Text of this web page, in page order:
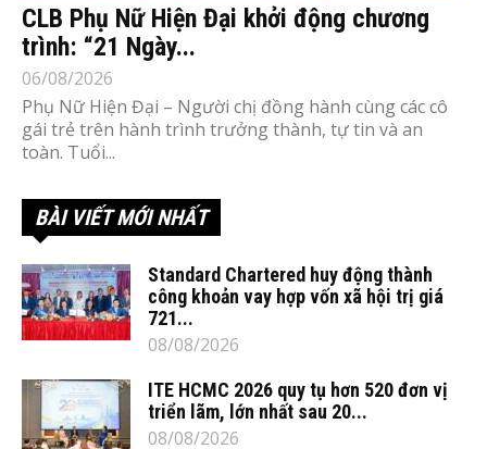
CLB Phụ Nữ Hiện Đại khởi động chương
trình: “21 Ngày...
06/08/2026
Phụ Nữ Hiện Đại – Người chị đồng hành cùng các cô
gái trẻ trên hành trình trưởng thành, tự tin và an
toàn. Tuổi...
BÀI VIẾT MỚI NHẤT
Standard Chartered huy động thành
công khoản vay hợp vốn xã hội trị giá
721...
08/08/2026
ITE HCMC 2026 quy tụ hơn 520 đơn vị
triển lãm, lớn nhất sau 20...
08/08/2026